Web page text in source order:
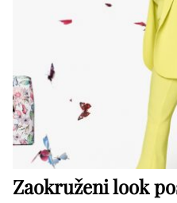
Zaokruženi look